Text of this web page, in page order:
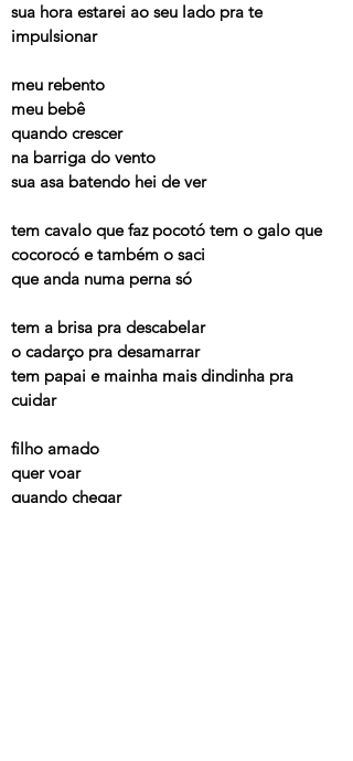
sua hora estarei ao seu lado pra te
impulsionar
meu rebento
meu bebê
quando crescer
na barriga do vento
sua asa batendo hei de ver
tem cavalo que faz pocotó tem o galo que
cocorocó e também o saci
que anda numa perna só
tem a brisa pra descabelar
o cadarço pra desamarrar
tem papai e mainha mais dindinha pra
cuidar
filho amado
quer voar
quando chegar